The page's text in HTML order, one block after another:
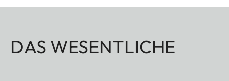
DAS WESENTLICHE